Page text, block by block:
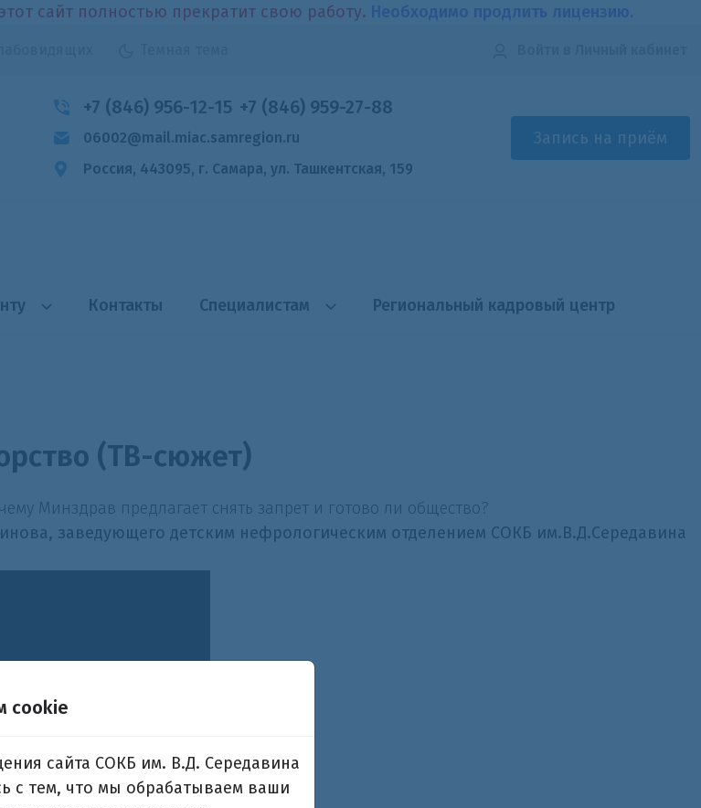
сайт полностью прекратит свою работу.
+7 (846) 956-12-15 +7 (846) 959-27-88
06002@mail.miac.samregion.ru
Россия, 443095, г. Самара, ул. Ташкентская, 159
Запись на приём
Контакты Специалистам Региональный кадровый центр
(ТВ-сюжет)
Минздрав предлагает снять запрет и готово ли общество?
заведующего детским нефрологическим отделением СОКБ им.В.Д.Середавина
cookie
сайта СОКБ им. В.Д. Середавина
с тем, что мы обрабатываем ваши